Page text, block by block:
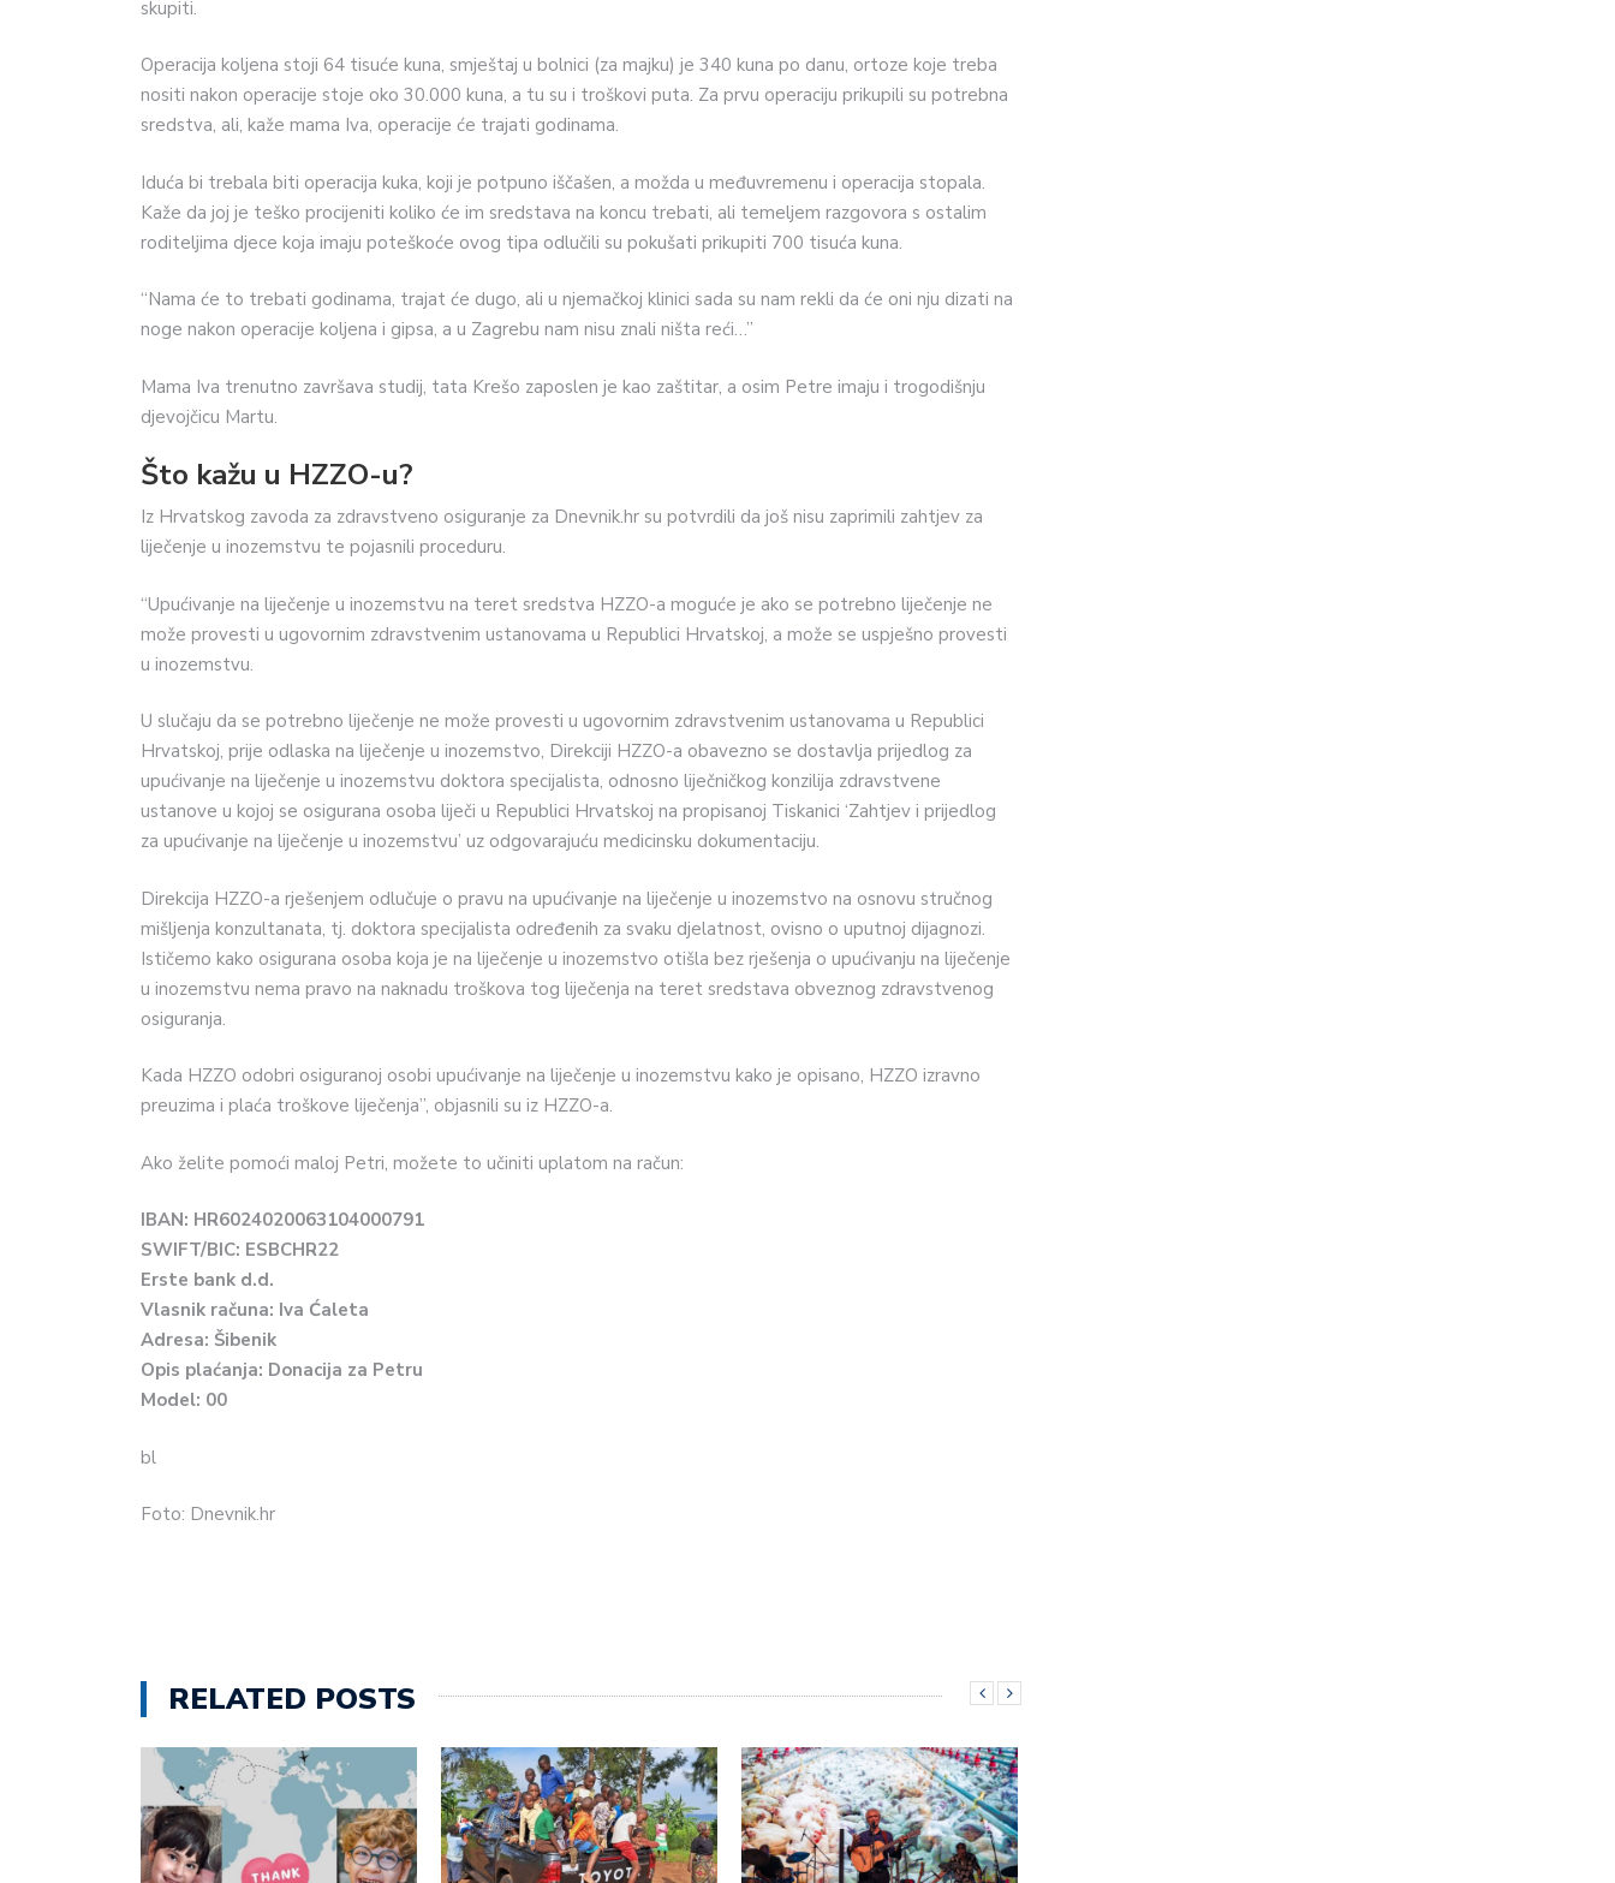
skupiti.
Operacija koljena stoji 64 tisuće kuna, smještaj u bolnici (za majku) je 340 kuna po danu, ortoze koje treba
nositi nakon operacije stoje oko 30.000 kuna, a tu su i troškovi puta. Za prvu operaciju prikupili su potrebna
sredstva, ali, kaže mama Iva, operacije će trajati godinama.
Iduća bi trebala biti operacija kuka, koji je potpuno iščašen, a možda u međuvremenu i operacija stopala.
Kaže da joj je teško procijeniti koliko će im sredstava na koncu trebati, ali temeljem razgovora s ostalim
roditeljima djece koja imaju poteškoće ovog tipa odlučili su pokušati prikupiti 700 tisuća kuna.
“Nama će to trebati godinama, trajat će dugo, ali u njemačkoj klinici sada su nam rekli da će oni nju dizati na
noge nakon operacije koljena i gipsa, a u Zagrebu nam nisu znali ništa reći…”
Mama Iva trenutno završava studij, tata Krešo zaposlen je kao zaštitar, a osim Petre imaju i trogodišnju
djevojčicu Martu.
Što kažu u HZZO-u?
Iz Hrvatskog zavoda za zdravstveno osiguranje za Dnevnik.hr su potvrdili da još nisu zaprimili zahtjev za
liječenje u inozemstvu te pojasnili proceduru.
“Upućivanje na liječenje u inozemstvu na teret sredstva HZZO-a moguće je ako se potrebno liječenje ne
može provesti u ugovornim zdravstvenim ustanovama u Republici Hrvatskoj, a može se uspješno provesti
u inozemstvu.
U slučaju da se potrebno liječenje ne može provesti u ugovornim zdravstvenim ustanovama u Republici
Hrvatskoj, prije odlaska na liječenje u inozemstvo, Direkciji HZZO-a obavezno se dostavlja prijedlog za
upućivanje na liječenje u inozemstvu doktora specijalista, odnosno liječničkog konzilija zdravstvene
ustanove u kojoj se osigurana osoba liječi u Republici Hrvatskoj na propisanoj Tiskanici ‘Zahtjev i prijedlog
za upućivanje na liječenje u inozemstvu’ uz odgovarajuću medicinsku dokumentaciju.
Direkcija HZZO-a rješenjem odlučuje o pravu na upućivanje na liječenje u inozemstvo na osnovu stručnog
mišljenja konzultanata, tj. doktora specijalista određenih za svaku djelatnost, ovisno o uputnoj dijagnozi.
Ističemo kako osigurana osoba koja je na liječenje u inozemstvo otišla bez rješenja o upućivanju na liječenje
u inozemstvu nema pravo na naknadu troškova tog liječenja na teret sredstava obveznog zdravstvenog
osiguranja.
Kada HZZO odobri osiguranoj osobi upućivanje na liječenje u inozemstvu kako je opisano, HZZO izravno
preuzima i plaća troškove liječenja”, objasnili su iz HZZO-a.
Ako želite pomoći maloj Petri, možete to učiniti uplatom na račun:
IBAN: HR6024020063104000791
SWIFT/BIC: ESBCHR22
Erste bank d.d.
Vlasnik računa: Iva Ćaleta
Adresa: Šibenik
Opis plaćanja: Donacija za Petru
Model: 00
bl
Foto: Dnevnik.hr
RELATED POSTS